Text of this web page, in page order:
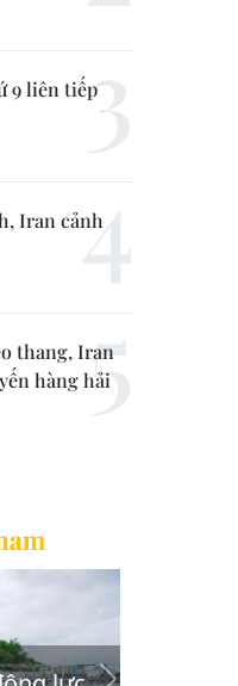
9 liên tiếp
Iran cảnh
thang, Iran
hàng hải